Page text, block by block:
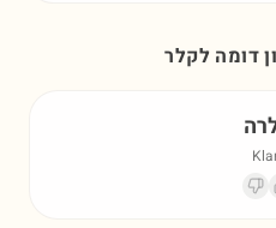
דומה לקלר